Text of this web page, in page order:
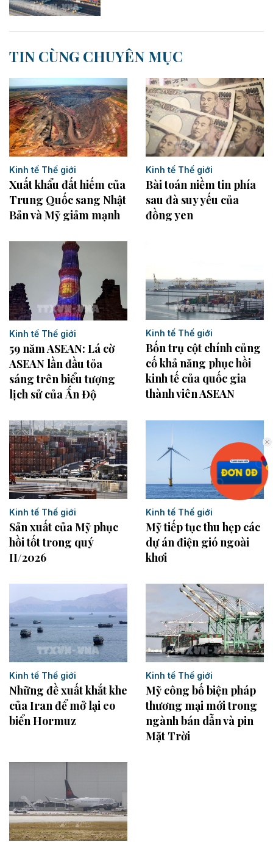
TIN CÙNG CHUYÊN MỤC
Kinh tế Thế giới
Xuất khẩu đất hiếm của
Trung Quốc sang Nhật
Bản và Mỹ giảm mạnh
Kinh tế Thế giới
Bài toán niềm tin phía
sau đà suy yếu của
đồng yen
Kinh tế Thế giới
59 năm ASEAN: Lá cờ
ASEAN lần đầu tỏa
sáng trên biểu tượng
lịch sử của Ấn Độ
Kinh tế Thế giới
Bốn trụ cột chính củng
cố khả năng phục hồi
kinh tế của quốc gia
thành viên ASEAN
Kinh tế Thế giới
Sản xuất của Mỹ phục
hồi tốt trong quý
II/2026
Kinh tế Thế giới
Mỹ tiếp tục thu hẹp các
dự án điện gió ngoài
khơi
Kinh tế Thế giới
Những đề xuất khắt khe
của Iran để mở lại eo
biển Hormuz
Kinh tế Thế giới
Mỹ công bố biện pháp
thương mại mới trong
ngành bán dẫn và pin
Mặt Trời